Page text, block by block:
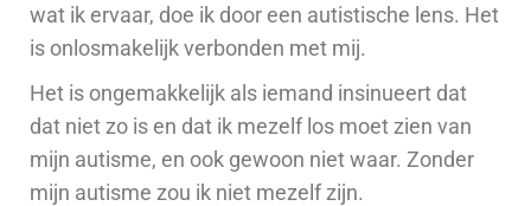
wat ik ervaar, doe ik door een autistische lens. Het
is onlosmakelijk verbonden met mij.
Het is ongemakkelijk als iemand insinueert dat
dat niet zo is en dat ik mezelf los moet zien van
mijn autisme, en ook gewoon niet waar. Zonder
mijn autisme zou ik niet mezelf zijn.